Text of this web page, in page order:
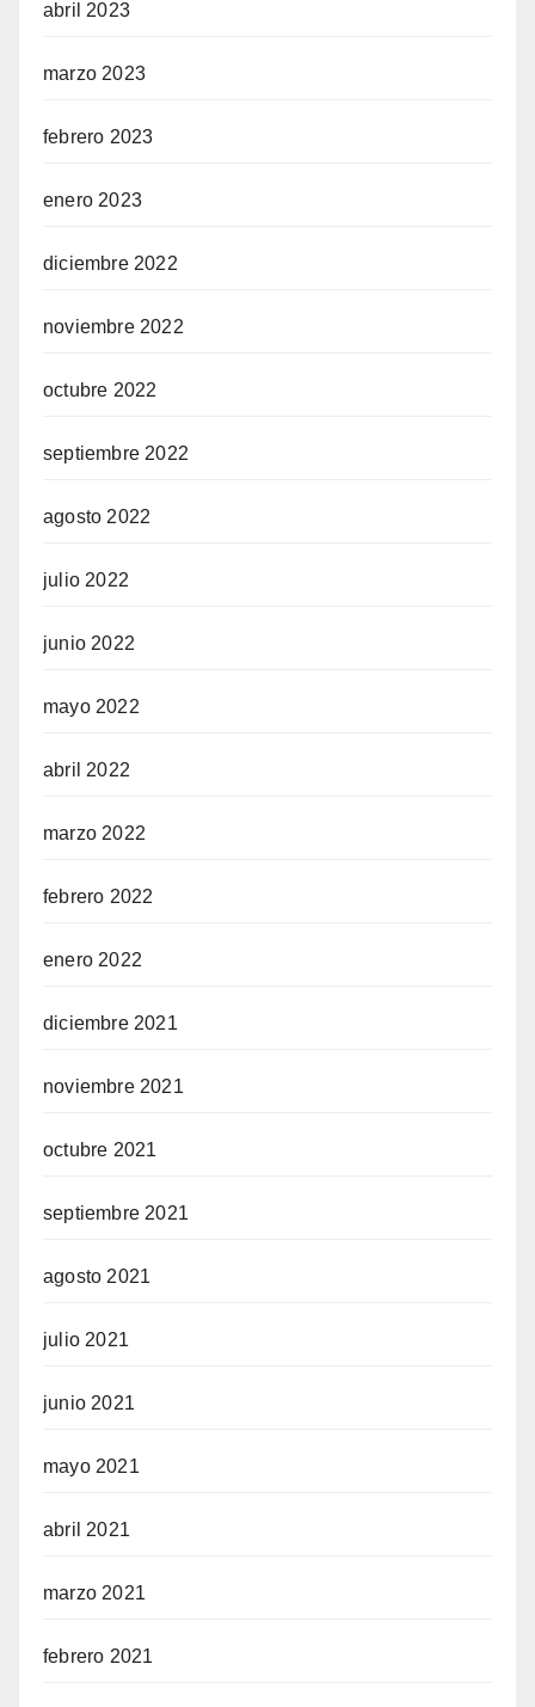
abril 2023
marzo 2023
febrero 2023
enero 2023
diciembre 2022
noviembre 2022
octubre 2022
septiembre 2022
agosto 2022
julio 2022
junio 2022
mayo 2022
abril 2022
marzo 2022
febrero 2022
enero 2022
diciembre 2021
noviembre 2021
octubre 2021
septiembre 2021
agosto 2021
julio 2021
junio 2021
mayo 2021
abril 2021
marzo 2021
febrero 2021